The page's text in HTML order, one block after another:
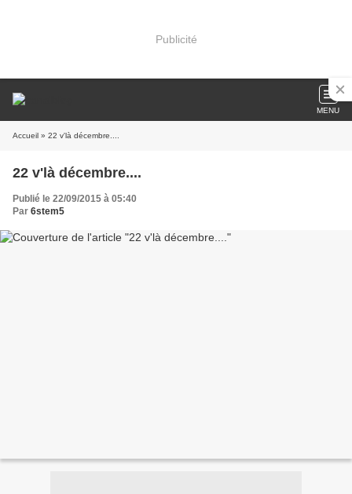
Publicité
MENU
Accueil » 22 v'là décembre....
22 v'là décembre....
Publié le 22/09/2015 à 05:40
Par 6stem5